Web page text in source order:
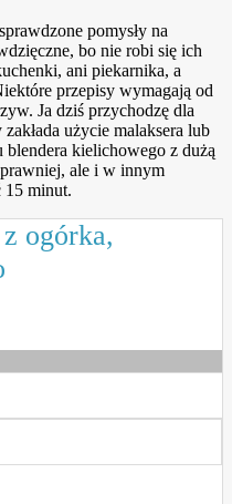
pomysły na
bo nie robi się ich
ani piekarnika, a
przepisy wymagają od
Ja dziś przychodzę dla
użycie malaksera lub
blendera kielichowego z dużą
ale i w innym
15 minut.
ogórka,